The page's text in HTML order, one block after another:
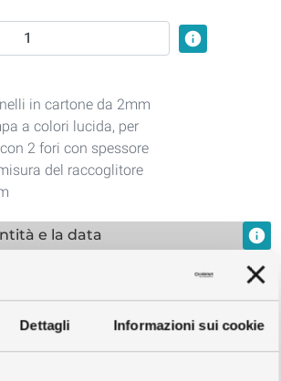
Dettagli Informazioni sui cookie
info
in cartone da 2mm
a colori lucida, per
2 fori con spessore
del raccoglitore
e la data info